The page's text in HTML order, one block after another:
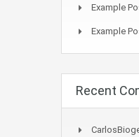
Example
Example
Recent